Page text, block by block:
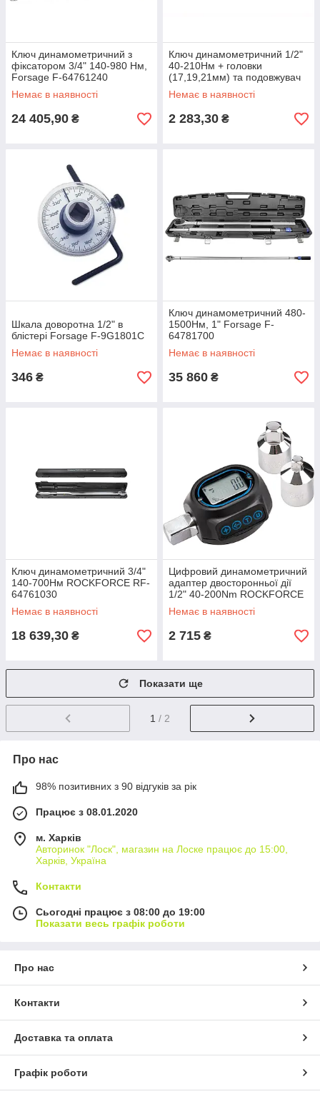
Ключ динамометричний з
фіксатором 3/4" 140-980 Нм,
Forsage F-64761240
Немає в наявності
24 405,90 ₴
Ключ динамометричний 1/2"
40-210Нм + головки
(17,19,21мм) та подовжувач
(125мм) ROCKFORCE RF-
6474470A
Немає в наявності
2 283,30 ₴
Шкала доворотна 1/2" в
блістері Forsage F-9G1801C
Немає в наявності
346 ₴
Ключ динамометричний 480-
1500Нм, 1" Forsage F-
64781700
Немає в наявності
35 860 ₴
Ключ динамометричний 3/4"
140-700Нм ROCKFORCE RF-
64761030
Немає в наявності
18 639,30 ₴
Цифpoвий динaмoмeтpичний
aдaптep двocтopoнньoї дії
1/2" 40-200Nm ROCKFORCE
RF-MT-1-240
Немає в наявності
2 715 ₴
Показати ще
1 / 2
Про нас
98% позитивних з 90 відгуків за рік
Працює з 08.01.2020
м. Харків
Авторинок "Лоск", магазин на Лоске працює до 15:00,
Харків, Україна
Контакти
Сьогодні працює з 08:00 до 19:00
Показати весь графік роботи
Про нас
Контакти
Доставка та оплата
Графік роботи